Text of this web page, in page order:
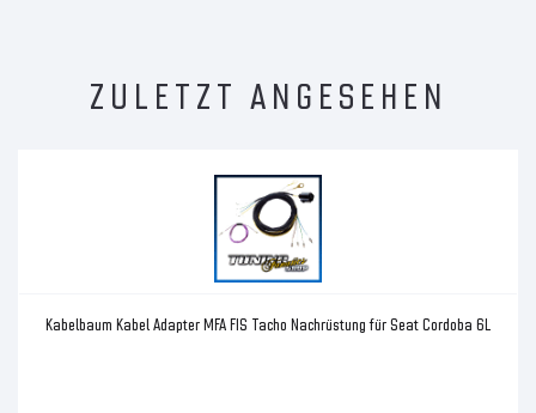
ZULETZT ANGESEHEN
Kabelbaum Kabel Adapter MFA FIS Tacho Nachrüstung für Seat Cordoba 6L